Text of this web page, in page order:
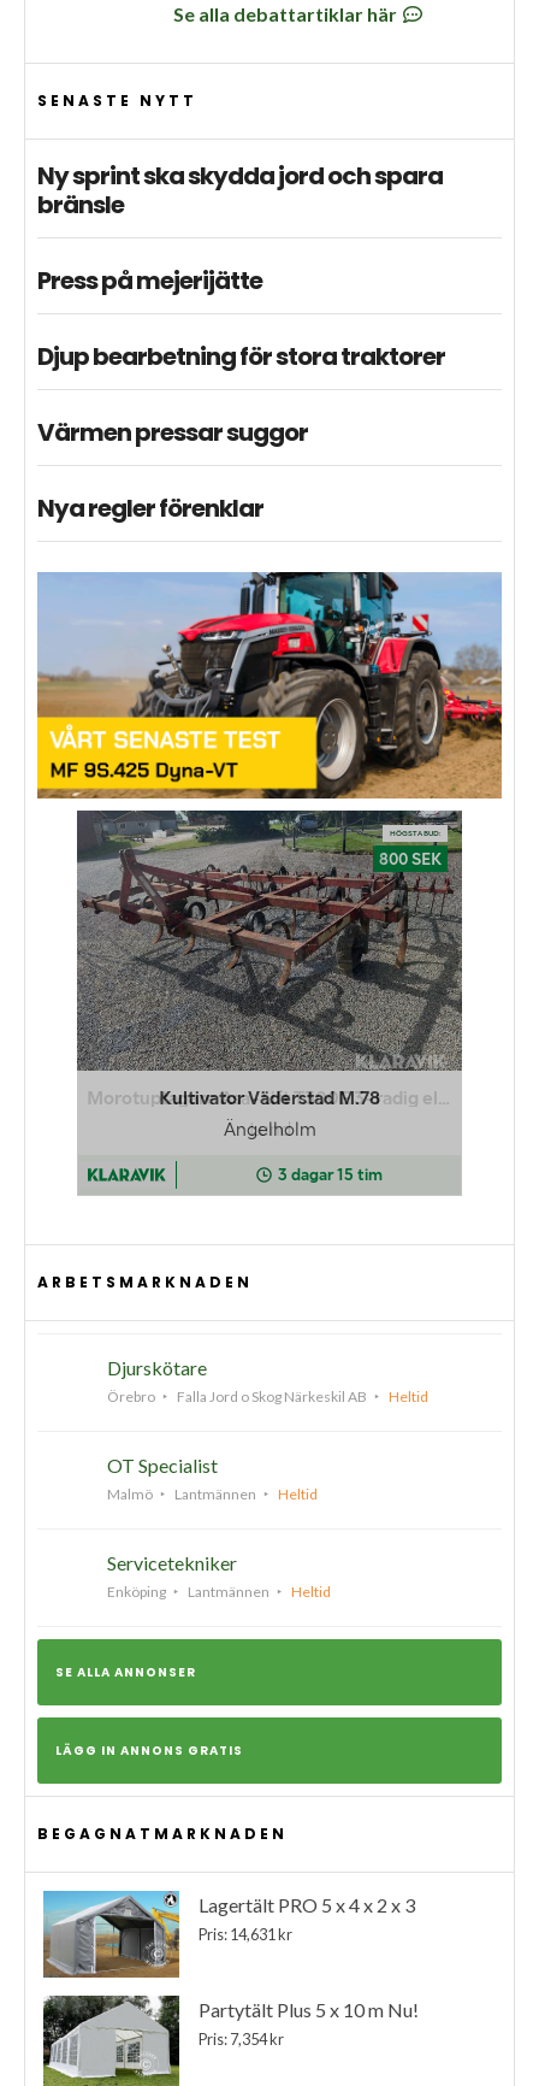
Se alla debattartiklar här
SENASTE NYTT
Ny sprint ska skydda jord och spara
bränsle
Press på mejerijätte
Djup bearbetning för stora traktorer
Värmen pressar suggor
Nya regler förenklar
ARBETSMARKNADEN
Djurskötare
Örebro Falla Jord o Skog Närkeskil AB Heltid
OT Specialist
Malmö Lantmännen Heltid
Servicetekniker
Enköping Lantmännen Heltid
SE ALLA ANNONSER
LÄGG IN ANNONS GRATIS
BEGAGNATMARKNADEN
Lagertält PRO 5 x 4 x 2 x 3
Pris: 14,631 kr
Partytält Plus 5 x 10 m Nu!
Pris: 7,354 kr